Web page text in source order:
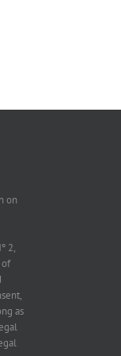
on
2,
of
as